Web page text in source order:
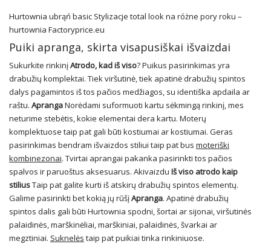
Hurtownia ubrąń basic Stylizacje total look na różne pory roku –
hurtownia Factoryprice.eu
Puiki apranga, skirta visapusiškai išvaizdai
Sukurkite rinkinįAtrodo, kad iš viso? Puikus pasirinkimas yra
drabužių komplektai. Tiek viršutinė, tiek apatinė drabužių spintos
dalys pagamintos iš tos pačios medžiagos, su identiška apdaila ar
raštu. AprangaNorėdami suformuoti kartu sėkmingą rinkinį, mes
neturime stebėtis, kokie elementai dera kartu. Moterų
komplektuose taip pat gali būti kostiumai ar kostiumai. Geras
pasirinkimas bendram išvaizdos stiliui taip pat bus moteriški
kombinezonai. Tvirtai aprangai pakanka pasirinkti tos pačios
spalvos ir paruoštus aksesuarus. Akivaizdu Iš viso atrodo kaip
stiliusTaip pat galite kurti iš atskirų drabužių spintos elementų.
Galime pasirinkti bet kokią jų rūšįApranga. Apatinė drabužių
spintos dalis gali būti Hurtownia spodni, šortai ar sijonai, viršutinės
palaidinės, marškinėliai, marškiniai, palaidinės, švarkai ar
megztiniai. Suknelės taip pat puikiai tinka rinkiniuose.